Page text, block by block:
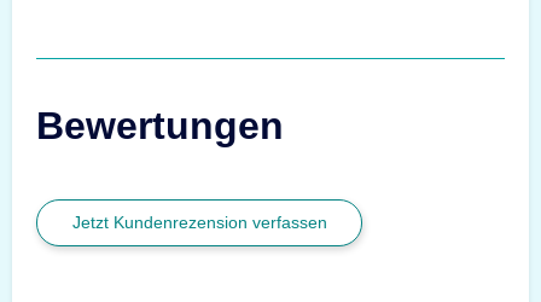
Bewertungen
Jetzt Kundenrezension verfassen